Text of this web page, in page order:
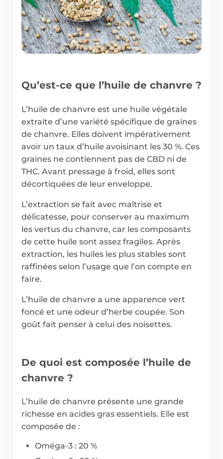
Qu’est-ce que l’huile de chanvre ?
L’huile de chanvre est une huile végétale
extraite d’une variété spécifique de graines
de chanvre. Elles doivent impérativement
avoir un taux d’huile avoisinant les 30 %. Ces
graines ne contiennent pas de CBD ni de
THC. Avant pressage à froid, elles sont
décortiquées de leur enveloppe.
L’extraction se fait avec maîtrise et
délicatesse, pour conserver au maximum
les vertus du chanvre, car les composants
de cette huile sont assez fragiles. Après
extraction, les huiles les plus stables sont
raffinées selon l’usage que l’on compte en
faire.
L’huile de chanvre a une apparence vert
foncé et une odeur d’herbe coupée. Son
goût fait penser à celui des noisettes.
De quoi est composée l’huile de
chanvre ?
L’huile de chanvre présente une grande
richesse en acides gras essentiels. Elle est
composée de :
Oméga-3 : 20 %